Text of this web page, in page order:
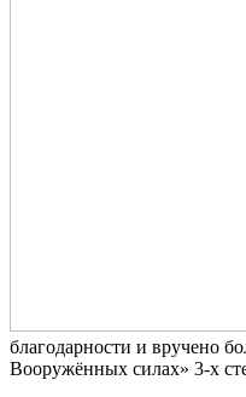
благодарности и вручено
Вооружённых силах» 3-х